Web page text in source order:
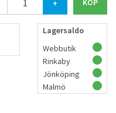
+
Lagersaldo
Webbutik
Rinkaby
Jönköping
Malmö